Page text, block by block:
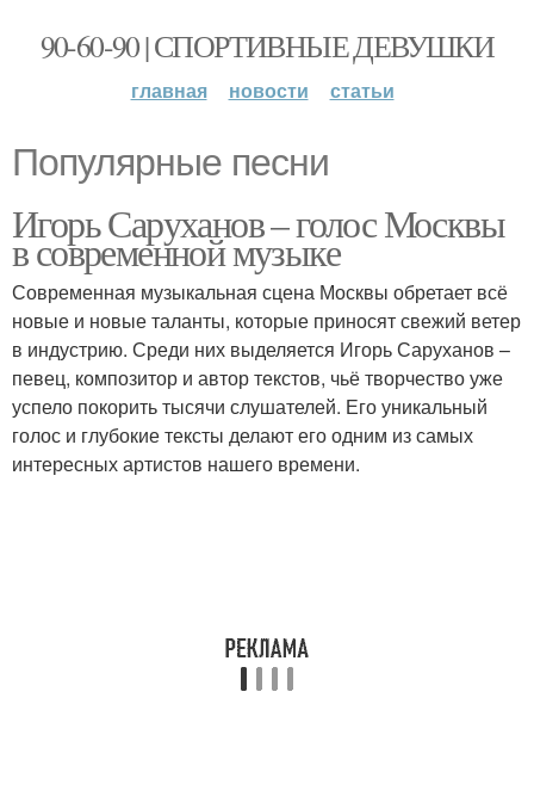
90-60-90 | СПОРТИВНЫЕ ДЕВУШКИ
главная новости статьи
Популярные песни
Игорь Саруханов – голос Москвы
в современной музыке
Современная музыкальная сцена Москвы обретает всё
новые и новые таланты, которые приносят свежий ветер
в индустрию. Среди них выделяется Игорь Саруханов –
певец, композитор и автор текстов, чьё творчество уже
успело покорить тысячи слушателей. Его уникальный
голос и глубокие тексты делают его одним из самых
интересных артистов нашего времени.